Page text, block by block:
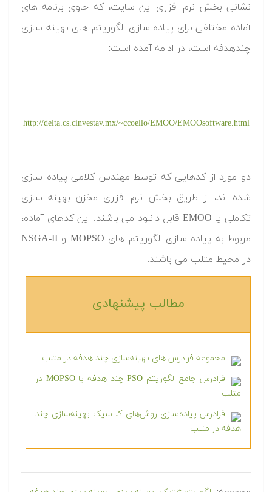
نشانی بخش نرم افزاری این سایت، که حاوی برنامه های
آماده مختلفی برای پیاده سازی الگوریتم های بهینه سازی
چندهدفه است، در ادامه آمده است:
http://delta.cs.cinvestav.mx/~ccoello/EMOO/EMOOsoftware.html
دو مورد از کدهایی که توسط مهندس کلامی پیاده سازی
شده اند، از طریق بخش نرم افزاری مخزن بهینه سازی
تکاملی یا EMOO قابل دانلود می باشند. این کدهای آماده،
مربوط به پیاده سازی الگوریتم های MOPSO و NSGA-II
در محیط متلب می باشند.
مطالب پیشنهادی‎
مجموعه فرادرس های بهینه‌سازی چند هدفه در متلب
فرادرس جامع الگوریتم PSO چند هدفه یا MOPSO در
متلب
فرادرس پیاده‌سازی روش‌های کلاسیک بهینه‌سازی چند
هدفه در متلب